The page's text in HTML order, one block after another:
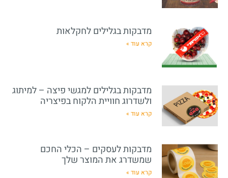
מדבקות בגלילים לחקלאות
קרא עוד »
מדבקות בגלילים למגשי פיצה – למיתוג
ולשדרוג חוויית הלקוח בפיצריה
קרא עוד »
מדבקות לעסקים – הכלי החכם
שמשדרג את המוצר שלך
קרא עוד »